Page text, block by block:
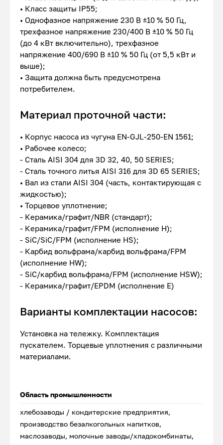
• Класс защиты IP55;
• Однофазное напряжение 230 В ±10 % 50 Гц,
трехфазное напряжение 230/400 В ±10 % 50 Гц
(до 4 кВт включительно), трехфазное
напряжение 400/690 В ±10 % 50 Гц (от 5,5 кВт и
выше);
• Защита должна быть предусмотрена
потребителем.
Материал проточной части:
• Корпус насоса из чугуна EN-GJL-250-EN 1561;
• Рабочее колесо;
- Сталь AISI 304 для 3D 32, 40, 50 SERIES;
- Сталь точного литья AISI 316 для 3D 65 SERIES;
• Вал из стали AISI 304 (часть, контактирующая с
жидкостью);
• Торцевое уплотнение;
- Керамика/графит/NBR (стандарт);
- Керамика/графит/FPM (исполнение Н);
- SiC/SiC/FPM (исполнение HS);
- Карбид вольфрама/карбид вольфрама/FPM
(исполнение HW);
- SiC/карбид вольфрама/FPM (исполнение HSW);
- Керамика/графит/EPDM (исполнение Е)
Варианты комплектации насосов:
Установка на тележку. Комплектация
пускателем. Торцевые уплотнения с различными
материалами.
Область промышленности
хлебозаводы / кондитерские предприятия,
производство безалкогольных напитков,
маслозаводы, молочные заводы/хладокомбинаты,